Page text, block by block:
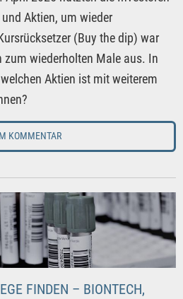
Aktien, um wieder
(Buy the dip) war
zum wiederholten Male aus. In
Aktien ist mit weiterem
KOMMENTAR
FINDEN – BIONTECH,